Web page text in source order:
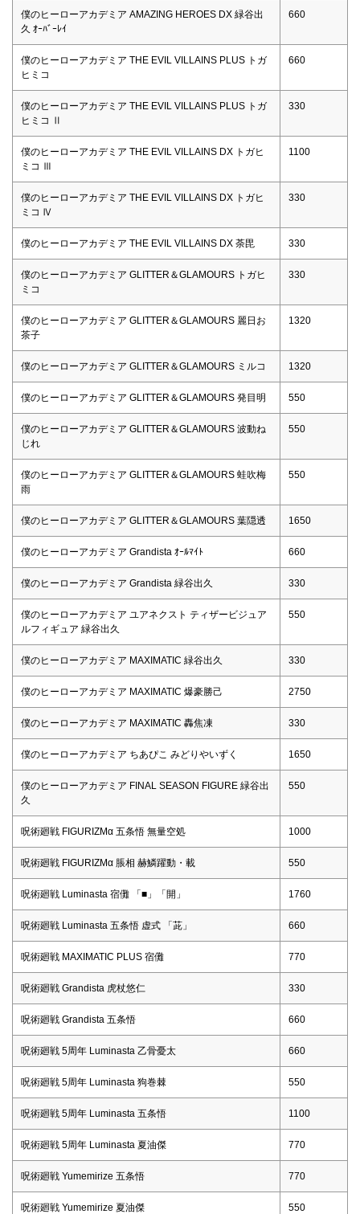
僕のヒーローアカデミア AMAZING HEROES DX 緑谷出
久 ｵｰﾊﾞｰﾚｲ
660
僕のヒーローアカデミア THE EVIL VILLAINS PLUS トガ
ヒミコ
660
僕のヒーローアカデミア THE EVIL VILLAINS PLUS トガ
ヒミコ Ⅱ
330
僕のヒーローアカデミア THE EVIL VILLAINS DX トガヒ
ミコ Ⅲ
1100
僕のヒーローアカデミア THE EVIL VILLAINS DX トガヒ
ミコ Ⅳ
330
僕のヒーローアカデミア THE EVIL VILLAINS DX 荼毘 330
僕のヒーローアカデミア GLITTER＆GLAMOURS トガヒ
ミコ
330
僕のヒーローアカデミア GLITTER＆GLAMOURS 麗日お
茶子
1320
僕のヒーローアカデミア GLITTER＆GLAMOURS ミルコ 1320
僕のヒーローアカデミア GLITTER＆GLAMOURS 発目明 550
僕のヒーローアカデミア GLITTER＆GLAMOURS 波動ね
じれ
550
僕のヒーローアカデミア GLITTER＆GLAMOURS 蛙吹梅
雨
550
僕のヒーローアカデミア GLITTER＆GLAMOURS 葉隠透 1650
僕のヒーローアカデミア Grandista ｵｰﾙﾏｲﾄ 660
僕のヒーローアカデミア Grandista 緑谷出久 330
僕のヒーローアカデミア ユアネクスト ティザービジュア
ルフィギュア 緑谷出久
550
僕のヒーローアカデミア MAXIMATIC 緑谷出久 330
僕のヒーローアカデミア MAXIMATIC 爆豪勝己 2750
僕のヒーローアカデミア MAXIMATIC 轟焦凍 330
僕のヒーローアカデミア ちあぴこ みどりやいずく 1650
僕のヒーローアカデミア FINAL SEASON FIGURE 緑谷出
久
550
呪術廻戦 FIGURIZMα 五条悟 無量空処 1000
呪術廻戦 FIGURIZMα 脹相 赫鱗躍動・載 550
呪術廻戦 Luminasta 宿儺 「■」「開」 1760
呪術廻戦 Luminasta 五条悟 虚式 「茈」 660
呪術廻戦 MAXIMATIC PLUS 宿儺 770
呪術廻戦 Grandista 虎杖悠仁 330
呪術廻戦 Grandista 五条悟 660
呪術廻戦 5周年 Luminasta 乙骨憂太 660
呪術廻戦 5周年 Luminasta 狗巻棘 550
呪術廻戦 5周年 Luminasta 五条悟 1100
呪術廻戦 5周年 Luminasta 夏油傑 770
呪術廻戦 Yumemirize 五条悟 770
呪術廻戦 Yumemirize 夏油傑 550